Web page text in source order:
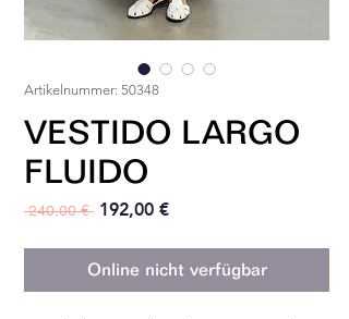
Artikelnummer: 50348
VESTIDO LARGO
FLUIDO
240,00 € Standardpreis
192,00 €Sale-Preis
Online nicht verfügbar